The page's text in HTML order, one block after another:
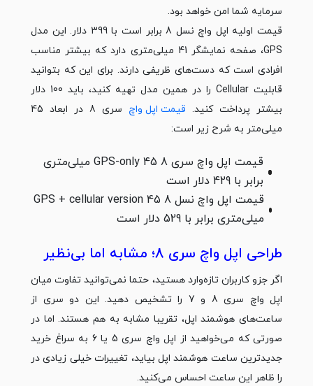
سرمایه شما امن خواهد بود.
قیمت اولیه اپل واچ نسل 8 برابر است با 399 دلار. این مدل
GPS، صفحه نمایشگر 41 میلی‌متری دارد که بیشتر مناسب
افرادی است که دست‌های ظریفی دارند. برای این که بتوانید
قابلیت Cellular را در همین مدل تهیه کنید، باید 100 دلار
بیشتر پرداخت کنید. قیمت اپل واچ
سری 8 در ابعاد 45
میلی‌متر به شرح زیر است:
قیمت اپل واچ سری 8 GPS-only 45 میلی‌متری
برابر با 429 دلار است
قیمت اپل واچ نسل 8 GPS + cellular version 45
میلی‌متری برابر با 529 دلار است
طراحی اپل واچ سری 8؛ مشابه اما بی‌نظیر
اگر جزو کاربران تازه‌وارد هستید، حتما نمی‌توانید تفاوت میان
اپل واچ سری 8 و 7 را تشخیص دهید. این دو سری از
ساعت‌های هوشمند اپل، تقریبا مشابه به هم هستند. اما در
صورتی که می‌خواهید از اپل واچ سری 5 یا 6 به سراغ خرید
جدیدترین ساعت‌ هوشمند اپل بیاید، تغییرات خیلی زیادی در
را ظاهر این ساعت احساس می‌کنید.